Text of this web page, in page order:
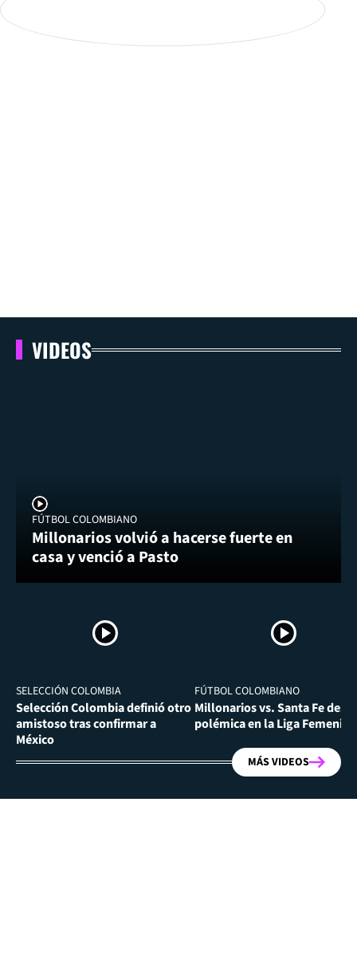
VIDEOS
FÚTBOL COLOMBIANO
Millonarios volvió a hacerse fuerte en
casa y venció a Pasto
SELECCIÓN COLOMBIA
Selección Colombia definió otro
amistoso tras confirmar a
México
FÚTBOL COLOMBIANO
Millonarios vs. Santa Fe
polémica en la Liga Femenina
MÁS VIDEOS